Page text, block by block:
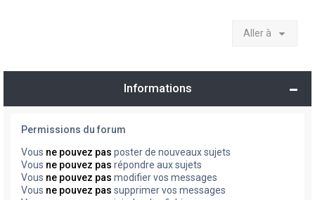
Aller à
Informations
Permissions du forum
Vous ne pouvez pas poster de nouveaux sujets
Vous ne pouvez pas répondre aux sujets
Vous ne pouvez pas modifier vos messages
Vous ne pouvez pas supprimer vos messages